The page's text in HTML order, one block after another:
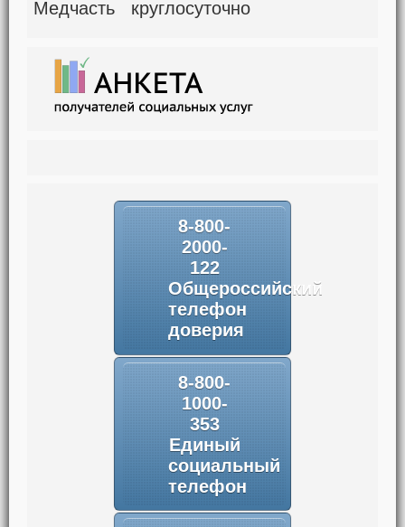
Медчасть круглосуточно
8-800-
2000-
122
Общероссийский
телефон
доверия
8-800-
1000-
353
Единый
социальный
телефон